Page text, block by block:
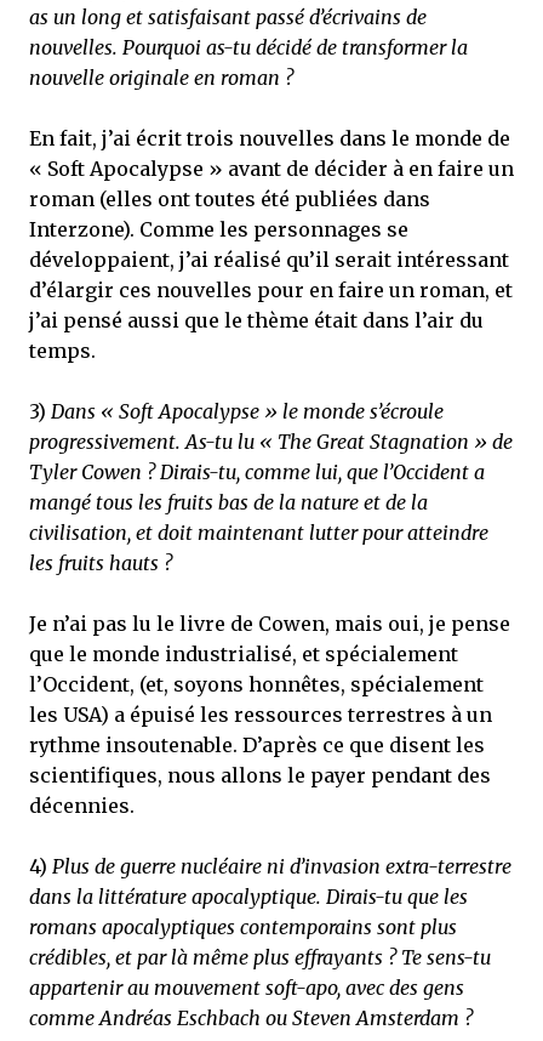
as un long et satisfaisant passé d’écrivains de
nouvelles. Pourquoi as-tu décidé de transformer la
nouvelle originale en roman ?
En fait, j’ai écrit trois nouvelles dans le monde de
« Soft Apocalypse » avant de décider à en faire un
roman (elles ont toutes été publiées dans
Interzone). Comme les personnages se
développaient, j’ai réalisé qu’il serait intéressant
d’élargir ces nouvelles pour en faire un roman, et
j’ai pensé aussi que le thème était dans l’air du
temps.
3) Dans « Soft Apocalypse » le monde s’écroule
progressivement. As-tu lu « The Great Stagnation » de
Tyler Cowen ? Dirais-tu, comme lui, que l’Occident a
mangé tous les fruits bas de la nature et de la
civilisation, et doit maintenant lutter pour atteindre
les fruits hauts ?
Je n’ai pas lu le livre de Cowen, mais oui, je pense
que le monde industrialisé, et spécialement
l’Occident, (et, soyons honnêtes, spécialement
les USA) a épuisé les ressources terrestres à un
rythme insoutenable. D’après ce que disent les
scientifiques, nous allons le payer pendant des
décennies.
4) Plus de guerre nucléaire ni d’invasion extra-terrestre
dans la littérature apocalyptique. Dirais-tu que les
romans apocalyptiques contemporains sont plus
crédibles, et par là même plus effrayants ? Te sens-tu
appartenir au mouvement soft-apo, avec des gens
comme Andréas Eschbach ou Steven Amsterdam ?